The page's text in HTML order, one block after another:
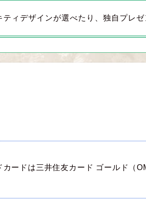
ティデザインが選べたり、独自プレゼ
カードは三井住友カード ゴールド（